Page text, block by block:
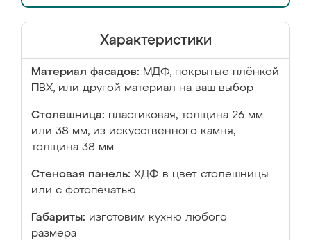
Характеристики
Материал фасадов: МДФ, покрытые плёнкой
ПВХ, или другой материал на ваш выбор
Столешница: пластиковая, толщина 26 мм
или 38 мм; из искусственного камня,
толщина 38 мм
Стеновая панель: ХДФ в цвет столешницы
или с фотопечатью
Габариты: изготовим кухню любого
размера